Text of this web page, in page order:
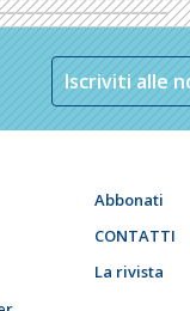
Iscriviti alle
Abbonati
CONTATTI
La rivista